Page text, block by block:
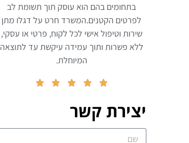
בתחומים בהם הוא עוסק תוך תשומת לב
לפרטים הקטנים.המשרד חרט על דגלו מתן
שירות וטיפול אישי לכל לקוח, פרטי או עסקי,
ללא פשרות ותוך עמידה עיקשת עד לתוצאה
המיוחלת.





יצירת קשר